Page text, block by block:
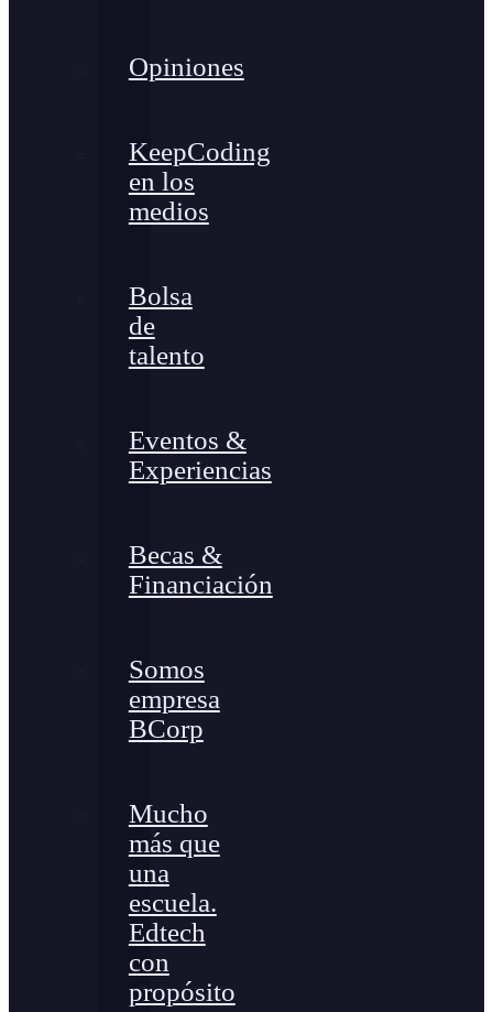
Opiniones
KeepCoding
en los
medios
Bolsa
de
talento
Eventos &
Experiencias
Becas &
Financiación
Somos
empresa
BCorp
Mucho
más que
una
escuela.
Edtech
con
propósito